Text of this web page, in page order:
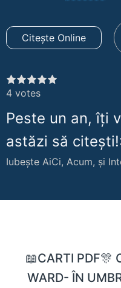
Citește Online
4 votes
Peste un an, îți
astăzi să
Iubește AiCi, Acum, și
📖CARTI PDF🎊
WARD- ÎN UMBRA